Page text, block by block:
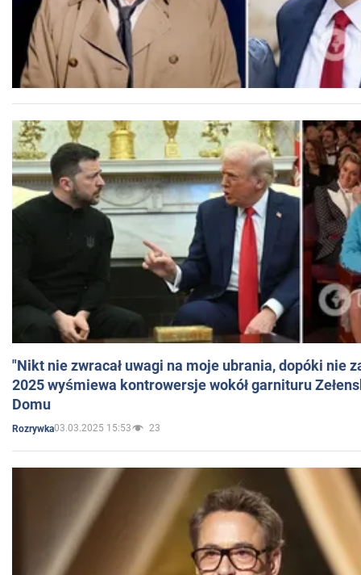
"Nikt nie zwracał uwagi na moje ubrania, dopóki nie
2025 wyśmiewa kontrowersje wokół garnituru
Domu
Rozrywka03.03.2025 15:53 23